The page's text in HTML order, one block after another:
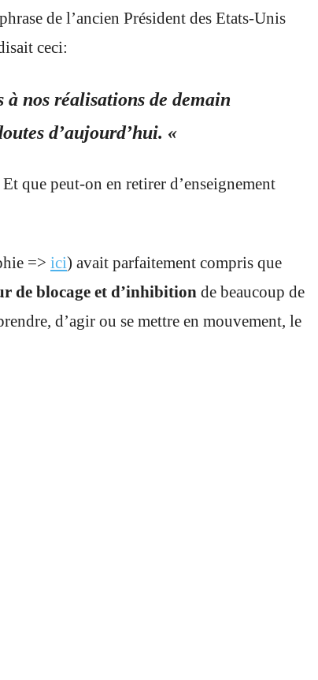
de l’ancien Président des Etats-Unis
ceci:
nos réalisations de demain
d’aujourd’hui. «
que peut-on en retirer d’enseignement
=> ici) avait parfaitement compris que
de blocage et d’inhibition de beaucoup de
d’agir ou se mettre en mouvement, le